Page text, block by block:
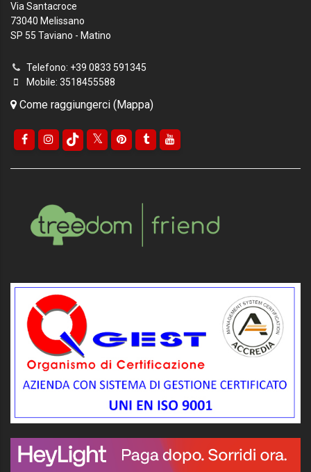
Via Santacroce
73040 Melissano
SP 55 Taviano - Matino
Telefono: +39 0833 591345
Mobile: 3518455588
Come raggiungerci (Mappa)